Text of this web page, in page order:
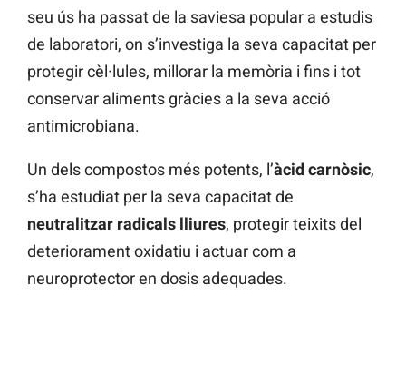
seu ús ha passat de la saviesa popular a estudis
de laboratori, on s’investiga la seva capacitat per
protegir cèl·lules, millorar la memòria i fins i tot
conservar aliments gràcies a la seva acció
antimicrobiana.
Un dels compostos més potents, l’àcid carnòsic,
s’ha estudiat per la seva capacitat de
neutralitzar radicals lliures, protegir teixits del
deteriorament oxidatiu i actuar com a
neuroprotector en dosis adequades.